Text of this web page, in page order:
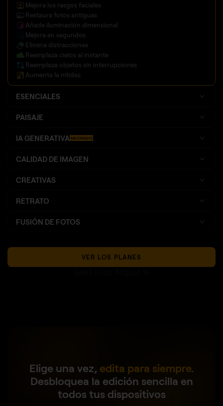
Mejora los rasgos faciales
Restaura fotos antiguas
Añade iluminación dimensional
Mejora en segundos
Elimina distracciones
Reemplaza cielos al instante
Reemplaza objetos sin interrupciones
Aumenta la nitidez
ESENCIALES
PAISAJE
IA GENERATIVA MEJORADO
CALIDAD DE IMAGEN
CREATIVAS
RETRATO
FUSIÓN DE FOTOS
VER LOS PLANES
Elige una vez, edita para siempre
Desbloquea la edición sencilla en
todos tus dispositivos